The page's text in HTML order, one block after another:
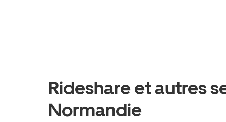
Rideshare et autres
Normandie